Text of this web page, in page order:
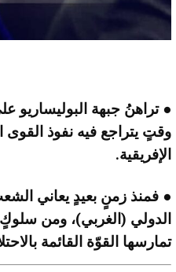
● تراهنُ جبهة البوليساريو
وقتٍ يتراجع فيه نفوذ القوى
الإفريقية.
● فمنذ زمنٍ بعيدٍ يعاني
الدولي (الغربي)، ومن سلوكٍ
تمارسها القوّة القائمة